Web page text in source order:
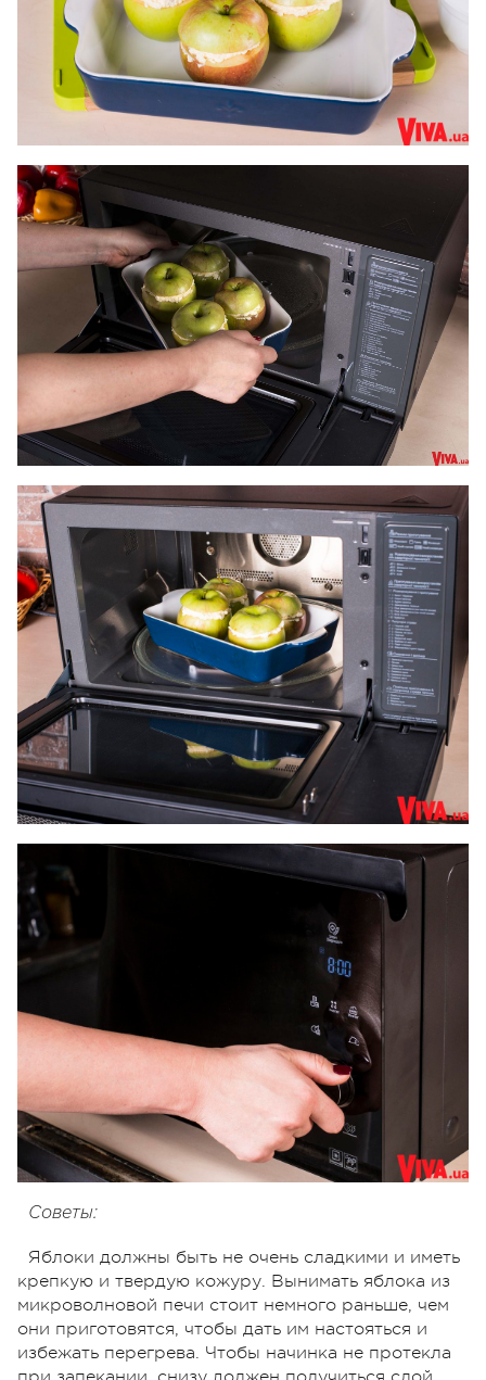
Советы:
Яблоки должны быть не очень сладкими и иметь
крепкую и твердую кожуру. Вынимать яблока из
микроволновой печи стоит немного раньше, чем
они приготовятся, чтобы дать им настояться и
избежать перегрева. Чтобы начинка не протекла